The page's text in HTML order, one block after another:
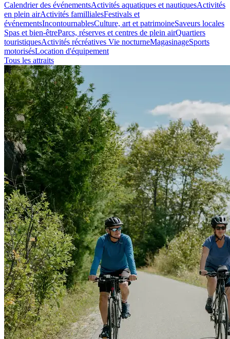
Calendrier des événementsActivités aquatiques et nautiquesActivités
en plein airActivités famillialesFestivals et
événementsIncontournablesCulture, art et patrimoineSaveurs locales
Spas et bien-êtreParcs, réserves et centres de plein airQuartiers
touristiquesActivités récréatives Vie nocturneMagasinageSports
motorisésLocation d'équipement
Tous les attraits